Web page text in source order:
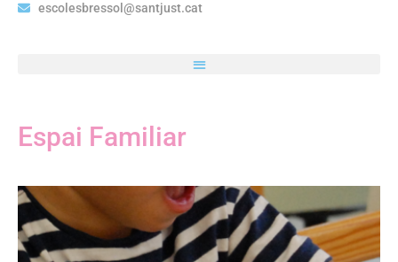
escolesbressol@santjust.cat
Espai Familiar